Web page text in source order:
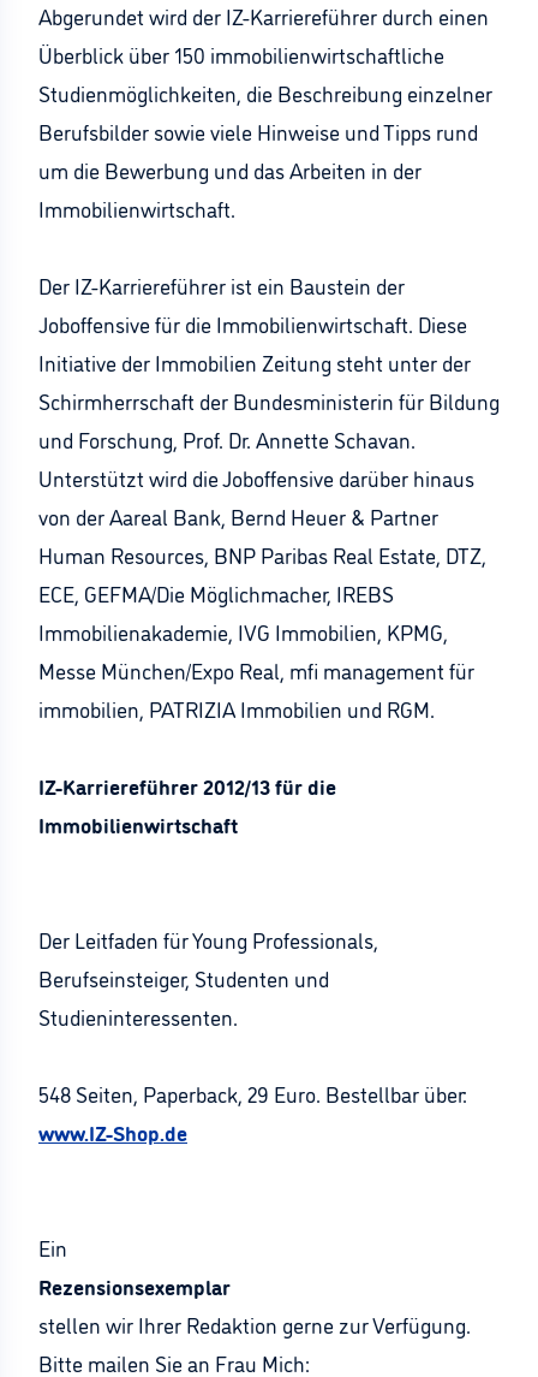
Abgerundet wird der IZ-Karriereführer durch einen
Überblick über 150 immobilienwirtschaftliche
Studienmöglichkeiten, die Beschreibung einzelner
Berufsbilder sowie viele Hinweise und Tipps rund
um die Bewerbung und das Arbeiten in der
Immobilienwirtschaft.
Der IZ-Karriereführer ist ein Baustein der
Joboffensive für die Immobilienwirtschaft. Diese
Initiative der Immobilien Zeitung steht unter der
Schirmherrschaft der Bundesministerin für Bildung
und Forschung, Prof. Dr. Annette Schavan.
Unterstützt wird die Joboffensive darüber hinaus
von der Aareal Bank, Bernd Heuer & Partner
Human Resources, BNP Paribas Real Estate, DTZ,
ECE, GEFMA/Die Möglichmacher, IREBS
Immobilienakademie, IVG Immobilien, KPMG,
Messe München/Expo Real, mfi management für
immobilien, PATRIZIA Immobilien und RGM.
IZ-Karriereführer 2012/13 für die
Immobilienwirtschaft
Der Leitfaden für Young Professionals,
Berufseinsteiger, Studenten und
Studieninteressenten.
548 Seiten, Paperback, 29 Euro. Bestellbar über:
www.IZ-Shop.de
Ein
Rezensionsexemplar
stellen wir Ihrer Redaktion gerne zur Verfügung.
Bitte mailen Sie an Frau Mich: